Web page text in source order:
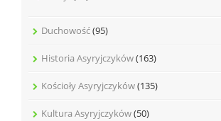
Duchowość(95)
Historia Asyryjczyków(163)
Kościoły Asyryjczyków(135)
Kultura Asyryjczyków(50)